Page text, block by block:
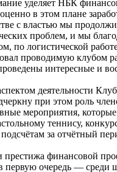
уделяет НБК
в этом плане
с властью мы
проблем, и мы
по логистической
проводимую
интересные и
деятельности
при этом роль
мероприятия,
теннису,
за отчётный
финансовой
первую очередь —